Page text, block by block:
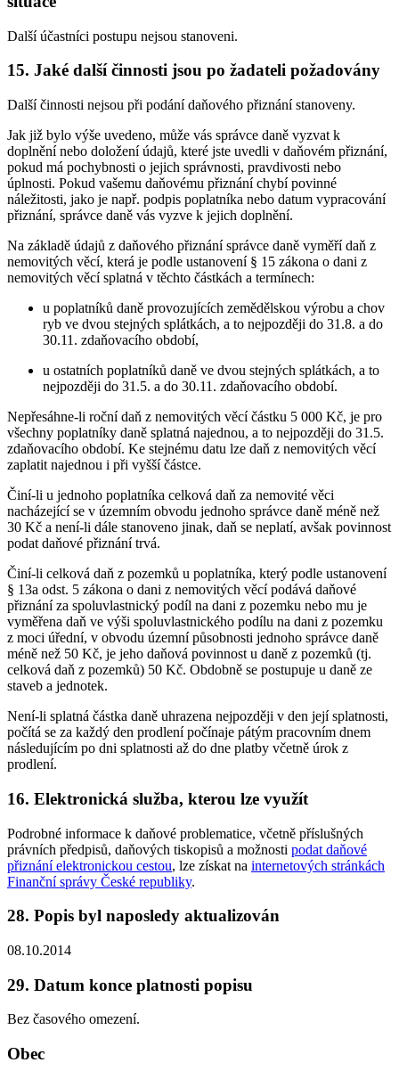
Další účastníci postupu nejsou stanoveni.
15. Jaké další činnosti jsou po žadateli požadovány
Další činnosti nejsou při podání daňového přiznání stanoveny.
Jak již bylo výše uvedeno, může vás správce daně vyzvat k
doplnění nebo doložení údajů, které jste uvedli v daňovém přiznání,
pokud má pochybnosti o jejich správnosti, pravdivosti nebo
úplnosti. Pokud vašemu daňovému přiznání chybí povinné
náležitosti, jako je např. podpis poplatníka nebo datum vypracování
přiznání, správce daně vás vyzve k jejich doplnění.
Na základě údajů z daňového přiznání správce daně vyměří daň z
nemovitých věcí, která je podle ustanovení § 15 zákona o dani z
nemovitých věcí splatná v těchto částkách a termínech:
u poplatníků daně provozujících zemědělskou výrobu a chov
ryb ve dvou stejných splátkách, a to nejpozději do 31.8. a do
30.11. zdaňovacího období,
u ostatních poplatníků daně ve dvou stejných splátkách, a to
nejpozději do 31.5. a do 30.11. zdaňovacího období.
Nepřesáhne-li roční daň z nemovitých věcí částku 5 000 Kč, je pro
všechny poplatníky daně splatná najednou, a to nejpozději do 31.5.
zdaňovacího období. Ke stejnému datu lze daň z nemovitých věcí
zaplatit najednou i při vyšší částce.
Činí-li u jednoho poplatníka celková daň za nemovité věci
nacházející se v územním obvodu jednoho správce daně méně než
30 Kč a není-li dále stanoveno jinak, daň se neplatí, avšak povinnost
podat daňové přiznání trvá.
Činí-li celková daň z pozemků u poplatníka, který podle ustanovení
§ 13a odst. 5 zákona o dani z nemovitých věcí podává daňové
přiznání za spoluvlastnický podíl na dani z pozemku nebo mu je
vyměřena daň ve výši spoluvlastnického podílu na dani z pozemku
z moci úřední, v obvodu územní působnosti jednoho správce daně
méně než 50 Kč, je jeho daňová povinnost u daně z pozemků (tj.
celková daň z pozemků) 50 Kč. Obdobně se postupuje u daně ze
staveb a jednotek.
Není-li splatná částka daně uhrazena nejpozději v den její splatnosti,
počítá se za každý den prodlení počínaje pátým pracovním dnem
následujícím po dni splatnosti až do dne platby včetně úrok z
prodlení.
16. Elektronická služba, kterou lze využít
Podrobné informace k daňové problematice, včetně příslušných
právních předpisů, daňových tiskopisů a možnosti podat daňové
přiznání elektronickou cestou, lze získat na internetových stránkách
Finanční správy České republiky.
28. Popis byl naposledy aktualizován
08.10.2014
29. Datum konce platnosti popisu
Bez časového omezení.
Obec